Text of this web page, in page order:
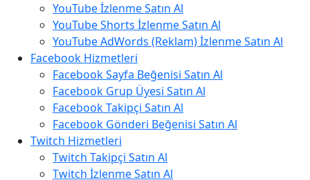
YouTube İzlenme Satın Al
YouTube Shorts İzlenme Satın Al
YouTube AdWords (Reklam) İzlenme Satın Al
Facebook Hizmetleri
Facebook Sayfa Beğenisi Satın Al
Facebook Grup Üyesi Satın Al
Facebook Takipçi Satın Al
Facebook Gönderi Beğenisi Satın Al
Twitch Hizmetleri
Twitch Takipçi Satın Al
Twitch İzlenme Satın Al